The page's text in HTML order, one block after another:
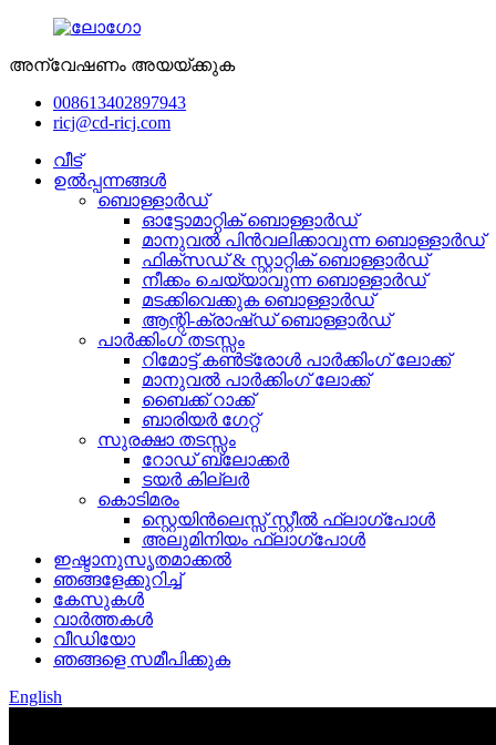
അന്വേഷണം അയയ്ക്കുക
008613402897943
ricj@cd-ricj.com
വീട്
ഉൽപ്പന്നങ്ങൾ
ബൊള്ളാർഡ്
ഓട്ടോമാറ്റിക് ബൊള്ളാർഡ്
മാനുവൽ പിൻവലിക്കാവുന്ന ബൊള്ളാർഡ്
ഫിക്സഡ് & സ്റ്റാറ്റിക് ബൊള്ളാർഡ്
നീക്കം ചെയ്യാവുന്ന ബൊള്ളാർഡ്
മടക്കിവെക്കുക ബൊള്ളാർഡ്
ആന്റി-ക്രാഷ്ഡ് ബൊള്ളാർഡ്
പാർക്കിംഗ് തടസ്സം
റിമോട്ട് കൺട്രോൾ പാർക്കിംഗ് ലോക്ക്
മാനുവൽ പാർക്കിംഗ് ലോക്ക്
ബൈക്ക് റാക്ക്
ബാരിയർ ഗേറ്റ്
സുരക്ഷാ തടസ്സം
റോഡ് ബ്ലോക്കർ
ടയർ കില്ലർ
കൊടിമരം
സ്റ്റെയിൻലെസ്സ് സ്റ്റീൽ ഫ്ലാഗ്പോൾ
അലുമിനിയം ഫ്ലാഗ്പോൾ
ഇഷ്ടാനുസൃതമാക്കൽ
ഞങ്ങളേക്കുറിച്ച്
കേസുകൾ
വാർത്തകൾ
വീഡിയോ
ഞങ്ങളെ സമീപിക്കുക
English